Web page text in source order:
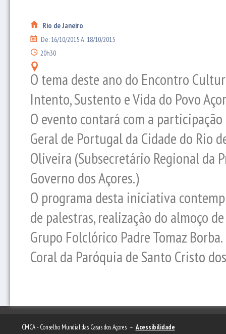
Rio de Janeiro
De: 16/10/2015 A: 18/10/2015
20h30
O tema deste ano do Encontro
Intento, Sustento e Vida do Povo
O evento contará com a
Geral de Portugal da Cidade do Rio
Oliveira (Subsecretário Regional da
Governo dos Açores.)
O programa desta iniciativa
de palestras, realização do almoço
Grupo Folclórico Padre Tomaz
Coral da Paróquia de Santo Cristo
CMCA - Conselho Mundial das Casas dos Açores – Acessibilidade